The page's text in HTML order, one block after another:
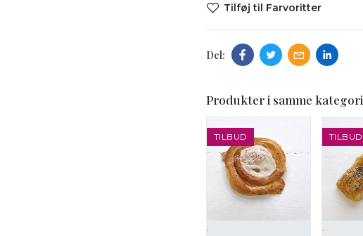
Tilføj til Farvoritter
Produkter i samme kategori
TILBUD
.
TILBUD
.